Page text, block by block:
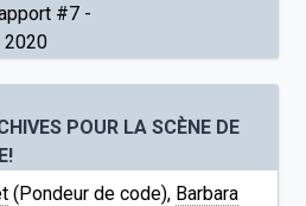
#7 -
2020
POUR LA SCÈNE DE
(Pondeur de code), Barbara